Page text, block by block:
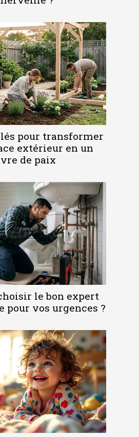
pour transformer
extérieur en un
de paix
le bon expert
pour vos urgences ?